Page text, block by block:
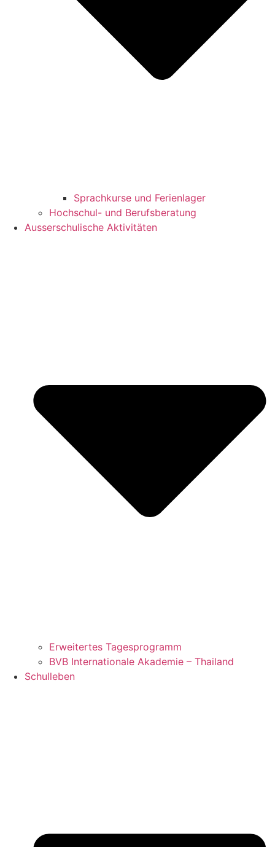
Sprachkurse und Ferienlager
Hochschul- und Berufsberatung
Ausserschulische Aktivitäten
Erweitertes Tagesprogramm
BVB Internationale Akademie – Thailand
Schulleben